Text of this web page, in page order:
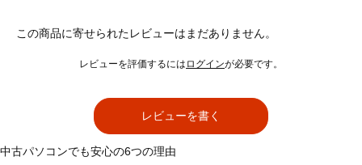
この商品に寄せられたレビューはまだありません。
レビューを評価するには ログインが必要です。
レビューを書く
中古パソコンでも安心の6つの理由